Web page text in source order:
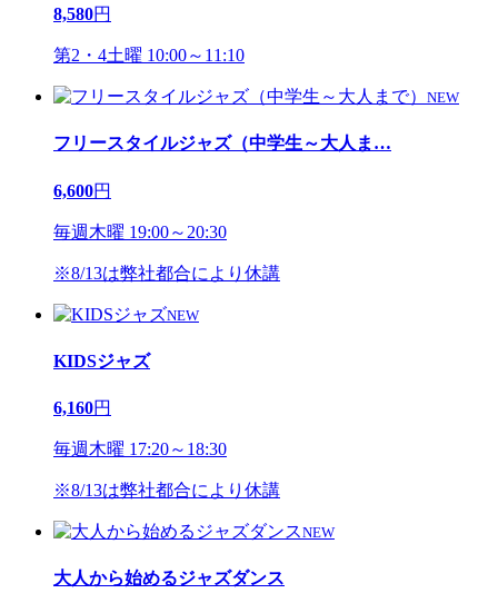
8,580円
第2・4土曜 10:00～11:10
NEW
フリースタイルジャズ（中学生～大人ま …
6,600円
毎週木曜 19:00～20:30
※8/13は弊社都合により休講
NEW
KIDSジャズ
6,160円
毎週木曜 17:20～18:30
※8/13は弊社都合により休講
NEW
大人から始めるジャズダンス